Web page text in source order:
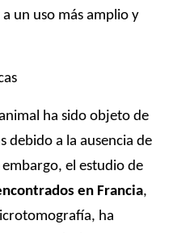
un uso más amplio y
ha sido objeto de
debido a la ausencia de
el estudio de
en Francia,
ha